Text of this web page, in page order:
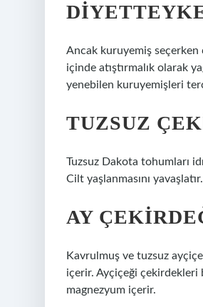
Ancak kuruyemiş seçerken
içinde atıştırmalık olarak
yenebilen kuruyemişleri
TUZSUZ
Tuzsuz Dakota tohumları
Cilt yaşlanmasını
AY
Kavrulmuş ve tuzsuz
içerir. Ayçiçeği
magnezyum içerir.